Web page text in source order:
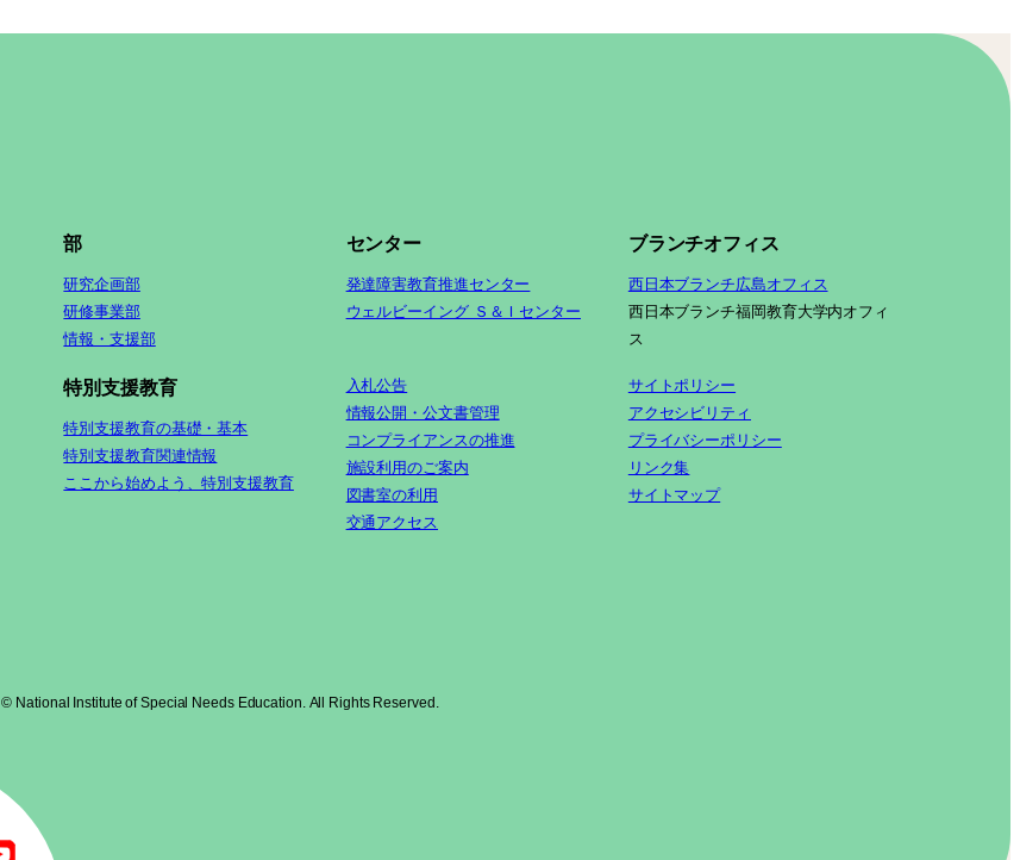
部
研究企画部
研修事業部
情報・支援部
センター
発達障害教育推進センター
ウェルビーイング Ｓ＆Ｉセンター
ブランチオフィス
西日本ブランチ広島オフィス
西日本ブランチ福岡教育大学内オフィ
ス
特別支援教育
特別支援教育の基礎・基本
特別支援教育関連情報
ここから始めよう、特別支援教育
入札公告
情報公開・公文書管理
コンプライアンスの推進
施設利用のご案内
図書室の利用
交通アクセス
サイトポリシー
アクセシビリティ
プライバシーポリシー
リンク集
サイトマップ
© National Institute of Special Needs Education. All Rights Reserved.